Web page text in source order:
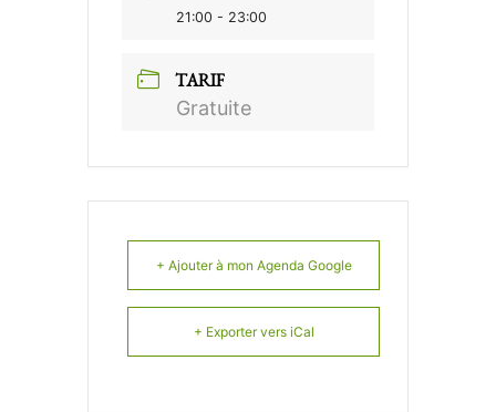
21:00 - 23:00
TARIF
Gratuite
+ Ajouter à mon Agenda Google
+ Exporter vers iCal